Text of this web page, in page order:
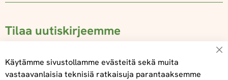
Tilaa uutiskirjeemme
Käytämme sivustollamme evästeitä sekä muita
vastaavanlaisia teknisiä ratkaisuja parantaaksemme